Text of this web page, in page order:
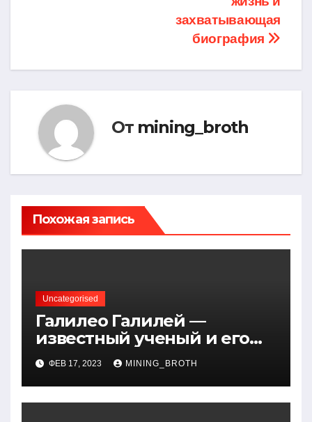
захватывающая
биография
От mining_broth
Похожая запись
Uncategorised
Галилео Галилей —
известный ученый и его
открытия — краткая
биография, достижения и
вклад в науку
ФЕВ 17, 2023 MINING_BROTH